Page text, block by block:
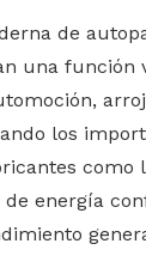
de
una función
los
como
energía